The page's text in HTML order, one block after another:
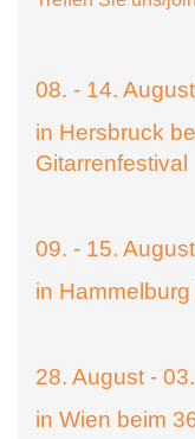
08. - 14.
in Hersbruck
Gitarrenfestival
09. - 15.
in
28. August -
in Wien beim